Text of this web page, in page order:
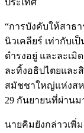
“การบังคับให้สาธ
นิวเคลียร์ เท่ากับเ
ดำรงอยู่ และละเมิ
ละทิ้งอธิปไตยและ
สมัชชาใหญ่แห่งสห
29 กันยายนที่ผ่านม
นายคิมยังกล่าวเพิ่